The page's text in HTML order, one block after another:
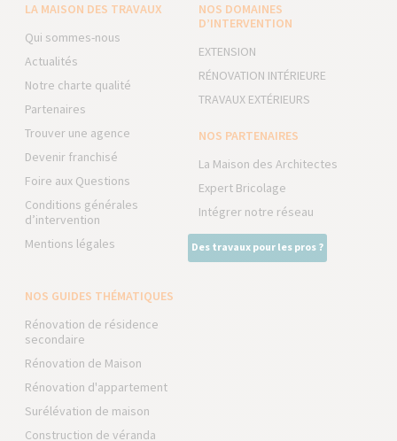
LA MAISON DES TRAVAUX
Qui sommes-nous
Actualités
Notre charte qualité
Partenaires
Trouver une agence
Devenir franchisé
Foire aux Questions
Conditions générales
d’intervention
Mentions légales
NOS DOMAINES
D’INTERVENTION
EXTENSION
RÉNOVATION INTÉRIEURE
TRAVAUX EXTÉRIEURS
NOS PARTENAIRES
La Maison des Architectes
Expert Bricolage
Intégrer notre réseau
Des travaux pour les pros ?
NOS GUIDES THÉMATIQUES
Rénovation de résidence
secondaire
Rénovation de Maison
Rénovation d'appartement
Surélévation de maison
Construction de véranda